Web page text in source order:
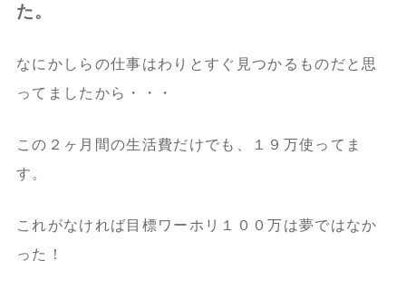
た。
なにかしらの仕事はわりとすぐ見つかるものだと思
ってましたから・・・
この２ヶ月間の生活費だけでも、１９万使ってま
す。
これがなければ目標ワーホリ１００万は夢ではなか
った！